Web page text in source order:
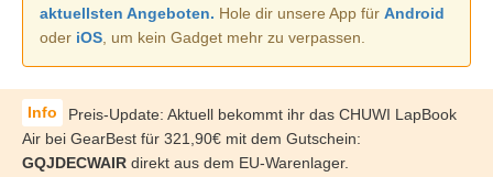
aktuellsten Angeboten. Hole dir unsere App für Android
oder iOS , um kein Gadget mehr zu verpassen.
Preis-Update: Aktuell bekommt ihr das CHUWI LapBook
Air bei GearBest für 321,90€ mit dem Gutschein:
GQJDECWAIR direkt aus dem EU-Warenlager.